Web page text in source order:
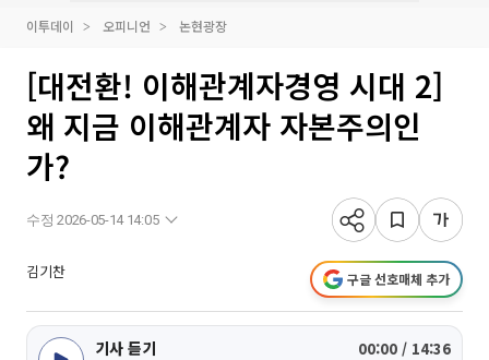
이투데이 오피니언 논현광장
[대전환! 이해관계자경영 시대 2]
왜 지금 이해관계자 자본주의인
가?
수정 2026-05-14 14:05
김기찬 구글 선호매체 추가
기사 듣기 00:00 / 14:36